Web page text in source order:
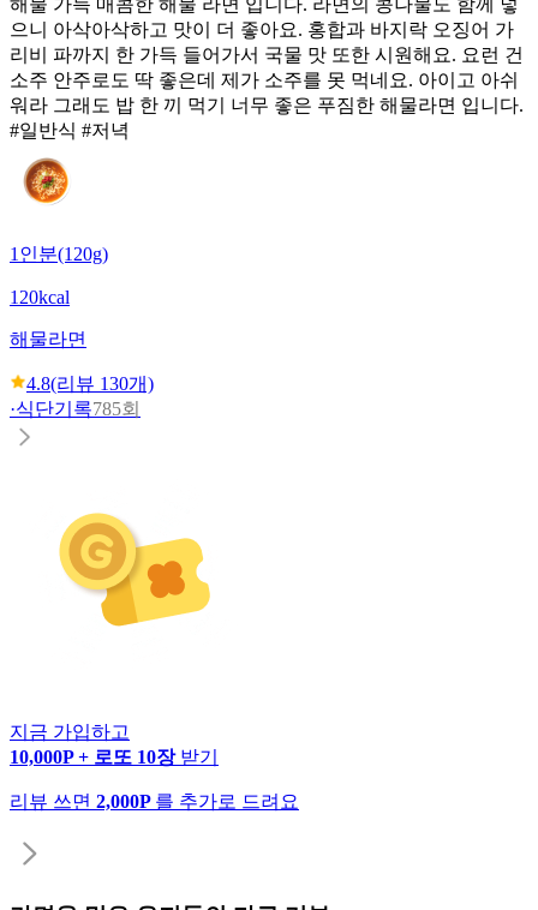
으니 아삭아삭하고 맛이 더 좋아요. 홍합과 바지락 오징어 가
리비 파까지 한 가득 들어가서 국물 맛 또한 시원해요. 요런 건
소주 안주로도 딱 좋은데 제가 소주를 못 먹네요. 아이고 아쉬
워라 그래도 밥 한 끼 먹기 너무 좋은 푸짐한 해물라면 입니다.
#일반식 #저녁
1인분(120g)
120kcal
해물라면
4.8(리뷰 130개)
·식단기록785회
지금 가입하고
10,000P + 로또 10장 받기
리뷰 쓰면 2,000P 를 추가로 드려요